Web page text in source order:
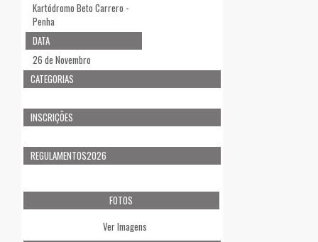
Kartódromo Beto Carrero -
Penha
DATA
26 de Novembro
CATEGORIAS
INSCRIÇÕES
REGULAMENTOS2026
FOTOS
Ver Imagens